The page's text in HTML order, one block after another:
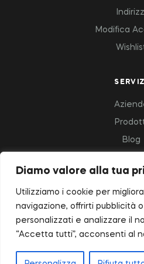
Diamo valore alla tua
Utilizziamo i cookie per
navigazione, offrirti pubblicità
personalizzati e analizzare il
“Accetta tutti”, acconsenti al
Modifica
Blog
Copyright © 2023